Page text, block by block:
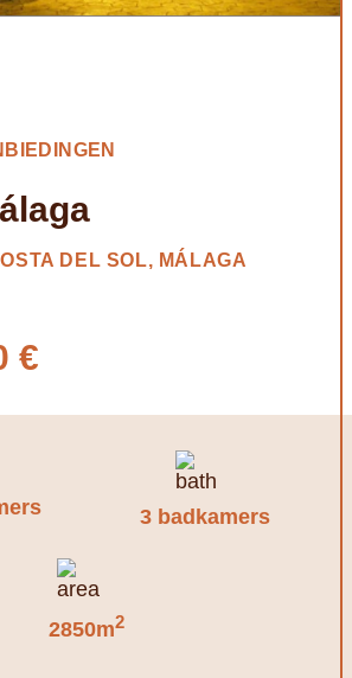
DEL SOL, MÁLAGA
€
3 badkamers
2850m2